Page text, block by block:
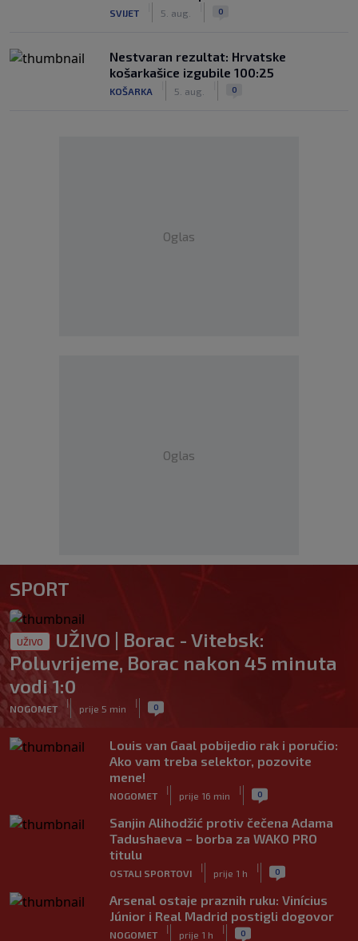
SVIJET 5. aug. 0
Nestvaran rezultat: Hrvatske
košarkašice izgubile 100:25
KOŠARKA 5. aug. 0
Oglas
Oglas
SPORT
UŽIVO
UŽIVO | Borac - Vitebsk:
Poluvrijeme, Borac nakon 45 minuta
vodi 1:0
NOGOMET
|
prije 5 min
| 0
Louis van Gaal pobijedio rak i poručio:
Ako vam treba selektor, pozovite
mene!
NOGOMET
|
prije 16 min
| 0
Sanjin Alihodžić protiv čečena Adama
Tadushaeva – borba za WAKO PRO
titulu
OSTALI SPORTOVI
|
prije 1 h
| 0
Arsenal ostaje praznih ruku: Vinícius
Júnior i Real Madrid postigli dogovor
NOGOMET
|
prije 1 h
| 0